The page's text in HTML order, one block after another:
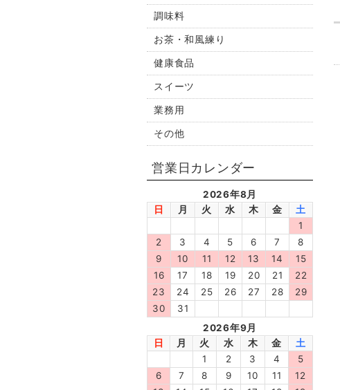
調味料
お茶・和風練り
健康食品
スイーツ
業務用
その他